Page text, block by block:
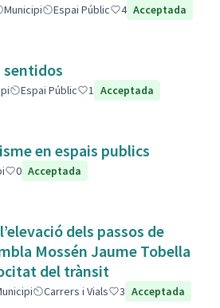
Municipi Espai Públic 4 Acceptada
sentidos
Espai Públic 1 Acceptada
en espais publics
0 Acceptada
dels passos de
Mossén Jaume Tobella
del trànsit
Carrers i Vials 3 Acceptada